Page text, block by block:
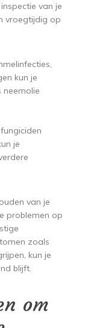
van je
vroegtijdig op
kun je
neemolie
je
van je
problemen op
zoals
kun je
blijft.
om